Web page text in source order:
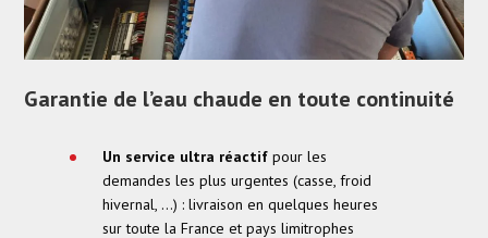
Garantie de l’eau chaude en toute continuité
Un service ultra réactif pour les
demandes les plus urgentes (casse, froid
hivernal, …) : livraison en quelques heures
sur toute la France et pays limitrophes